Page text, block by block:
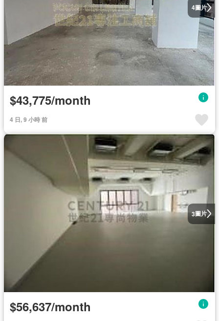
4圖片
$43,775/month
4 日, 9 小時 前
3圖片
$56,637/month